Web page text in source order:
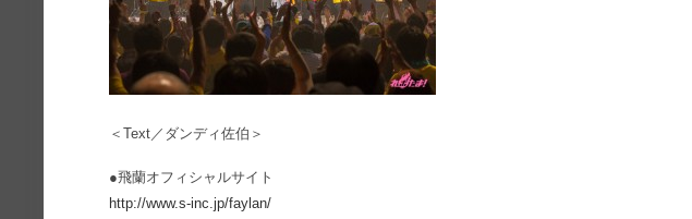
＜Text／ダンディ佐伯＞
●飛蘭オフィシャルサイト
http://www.s-inc.jp/faylan/